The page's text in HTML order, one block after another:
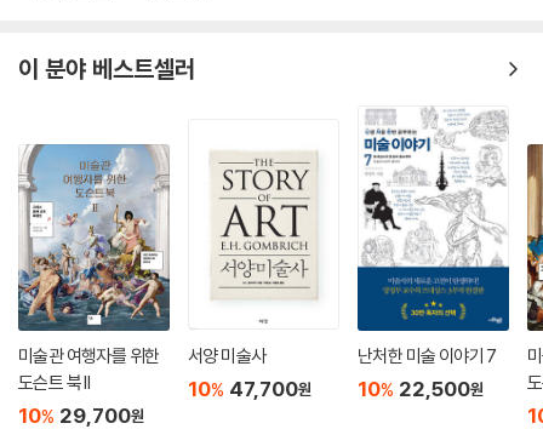
이 분야 베스트셀러
미술관 여행자를 위한
도슨트 북 II
10% 29,700원
서양 미술사
10% 47,700원
난처한 미술 이야기 7
10% 22,500원